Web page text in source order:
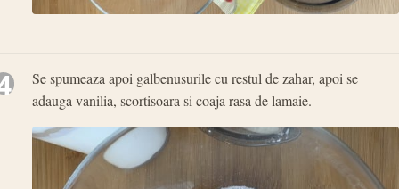
Se spumeaza apoi galbenusurile cu restul de zahar, apoi se
adauga vanilia, scortisoara si coaja rasa de lamaie.